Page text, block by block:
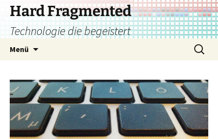
Zum
Inhalt
springen
Hard Fragmented
Technologie die begeistert
Menü
Suchen
nach: